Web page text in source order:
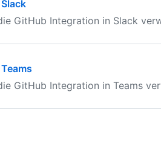
GitHub Integration in Slack
GitHub Integration in Teams